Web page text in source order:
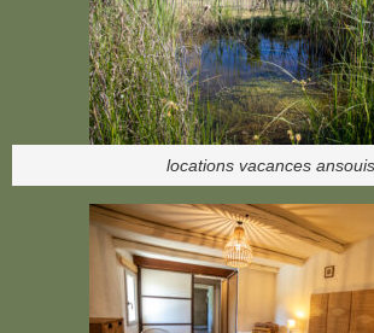
locations vacances ansouis